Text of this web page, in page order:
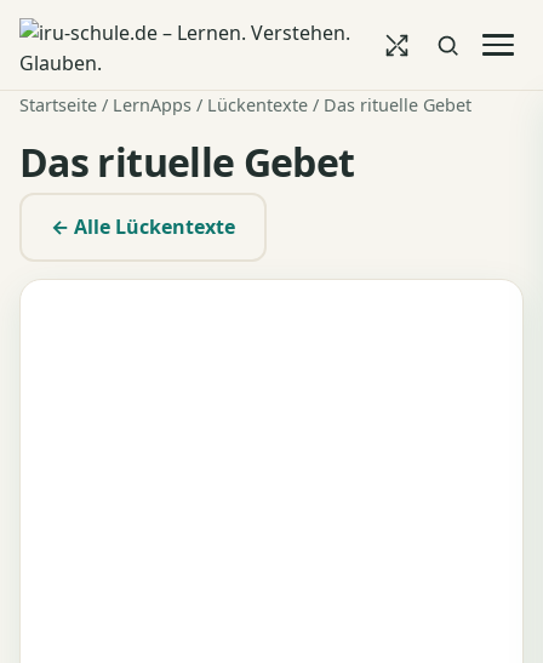
Startseite / LernApps / Lückentexte / Das rituelle Gebet
Das rituelle Gebet
← Alle Lückentexte